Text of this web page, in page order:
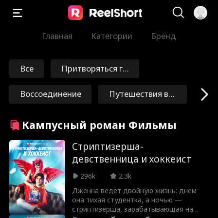
Главная Категории Бренд
Все
Притворяться гл
упым
Воссоединение
Путешествия во
Искупление Бессмертные
Маршал/Генерал Nick Ritacco
Мафия
От врагов к люб
овникам
Реинкарнация Grace Swanson
Кампусный роман Фильмы
Стриптизерша-
девственница и хоккеист
296k
2.3k
Дженна ведет двойную жизнь: днем
она тихая студентка, а ночью —
стриптизерша, зарабатывающая на